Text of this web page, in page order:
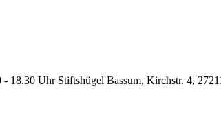
- 18.30 Uhr Stiftshügel Bassum, Kirchstr. 4,